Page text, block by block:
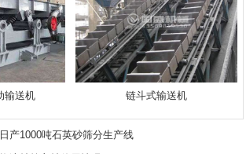
输送机 链斗式输送机
产1000吨石英砂筛分生产线